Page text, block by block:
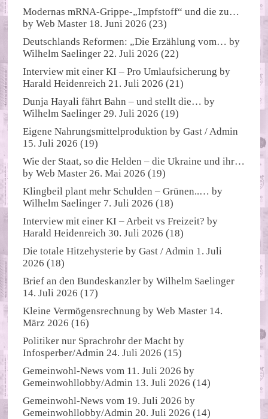
Modernas mRNA-Grippe-„Impfstoff“ und die zu…
byWeb Master 18. Juni 2026 (23)
Deutschlands Reformen: „Die Erzählung vom… by
Wilhelm Saelinger 22. Juli 2026 (22)
Interview mit einer KI – Pro Umlaufsicherung by
Harald Heidenreich 21. Juli 2026 (21)
Dunja Hayali fährt Bahn – und stellt die… by
Wilhelm Saelinger 29. Juli 2026 (19)
Eigene Nahrungsmittelproduktion byGast / Admin
15. Juli 2026 (19)
Wie der Staat, so die Helden – die Ukraine und ihr…
byWeb Master 26. Mai 2026 (19)
Klingbeil plant mehr Schulden – Grünen..… by
Wilhelm Saelinger 7. Juli 2026 (18)
Interview mit einer KI – Arbeit vs Freizeit? by
Harald Heidenreich 30. Juli 2026 (18)
Die totale Hitzehysterie byGast / Admin 1. Juli
2026 (18)
Brief an den Bundeskanzler byWilhelm Saelinger
14. Juli 2026 (17)
Kleine Vermögensrechnung byWeb Master 14.
März 2026 (16)
Politiker nur Sprachrohr der Macht by
Infosperber/Admin 24. Juli 2026 (15)
Gemeinwohl-News vom 11. Juli 2026 by
Gemeinwohllobby/Admin 13. Juli 2026 (14)
Gemeinwohl-News vom 19. Juli 2026 by
Gemeinwohllobby/Admin 20. Juli 2026 (14)